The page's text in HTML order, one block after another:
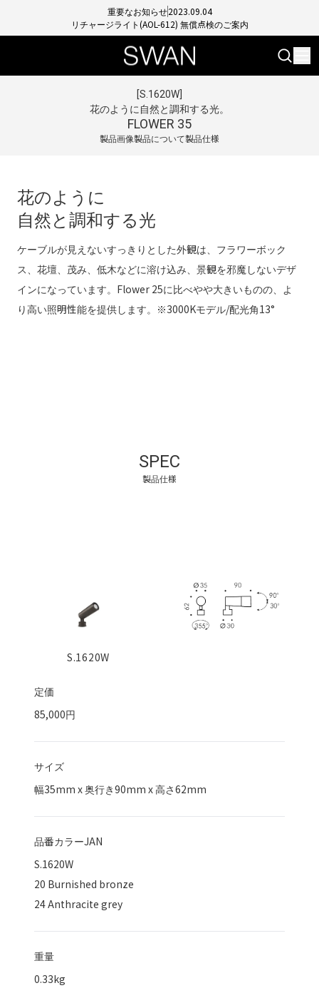
重要なお知らせ2023.09.04
リチャージライト(AOL-612) 無償点検のご案内
[S.1620W
花のように自然と調和する光。
FLOWER 35
製品画像製品について製品仕様
花のように
自然と調和する光
ケーブルが見えないすっきりとした外観は、フラワーボック
ス、花壇、茂み、低木などに溶け込み、景観を邪魔しないデザ
インになっています。Flower 25に比べやや大きいものの、よ
り高い照明性能を提供します。※3000Kモデル/配光角13°
SPEC
製品仕様
S.1620W
定価
85,000円
サイズ
幅35mm x 奥行き90mm x 高さ62mm
品番カラーJAN
S.1620W
20 Burnished bronze
24 Anthracite grey
重量
0.33kg